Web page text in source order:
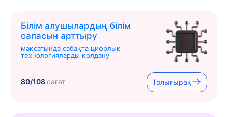
Білім алушылардың білім
сапасын арттыру
мақсатында сабақта цифрлық
технологияларды қолдану
80/108сағат Толығырақ